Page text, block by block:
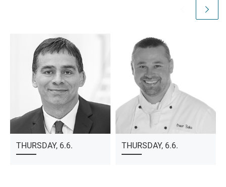
THURSDAY, 6.6. THURSDAY, 6.6.